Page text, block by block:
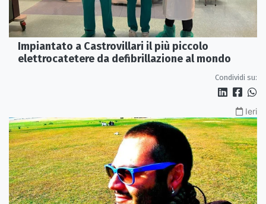
Impiantato a Castrovillari il più piccolo
elettrocatetere da defibrillazione al mondo
Condividi su:
Ieri